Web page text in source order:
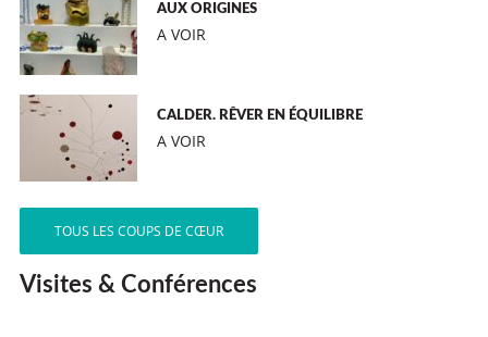
AUX ORIGINES
A VOIR
CALDER. RÊVER EN ÉQUILIBRE
A VOIR
TOUS LES COUPS DE CŒUR
Visites & Conférences